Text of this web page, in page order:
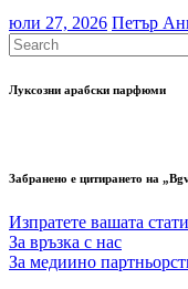
юли 27, 2026 Петър
Луксозни арабски парфюми
Забранено е цитирането на
Изпратете вашата
За връзка с нас
За медиино